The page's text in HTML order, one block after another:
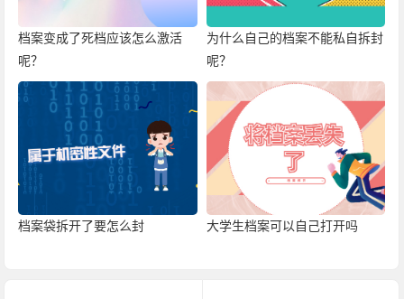
档案变成了死档应该怎么激活
呢？
为什么自己的档案不能私自拆封
呢？
档案袋拆开了要怎么封 大学生档案可以自己打开吗